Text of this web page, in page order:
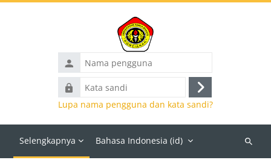
Nama
pengguna
Kata
sandi
Masuk
Lupa nama pengguna dan kata sandi?
Selengkapnya Bahasa Indonesia ‎(id)‎
Cari